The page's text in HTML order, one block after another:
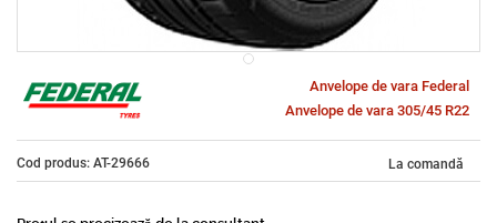
Anvelope de vara Federal
Anvelope de vara 305/45 R22
Cod produs: AT-29666 La comandă